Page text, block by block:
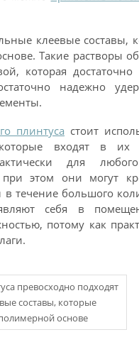
клеевые составы,
Такие растворы
которая достаточно
надежно
плинтуса стоит
входят в их
для
при этом они могут
течение большого
себя в
потому как
превосходно подходят
составы, которые
основе